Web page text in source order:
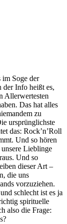
im Soge der
der Info heißt es,
Allerwertesten
Das hat alles
zu
ursprünglichste
das: Rock’n’Roll
Und so hören
Lieblinge
Und so
dieser Art –
die uns
vorzuziehen.
schlecht ist es ja
spirituelle
also die Frage: